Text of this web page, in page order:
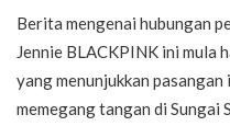
Berita mengenai hubungan
Jennie BLACKPINK ini mula
yang menunjukkan pasangan
memegang tangan di Sungai